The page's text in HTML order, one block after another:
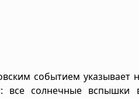
событием указывает
солнечные вспышки